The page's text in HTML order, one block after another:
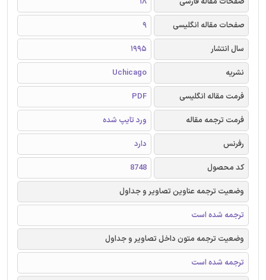
صفحات مقاله انگلیسی
9
سال انتشار
1995
نشریه
Uchicago
فرمت مقاله انگلیسی
PDF
فرمت ترجمه مقاله
ورد تایپ شده
رفرنس
دارد
کد محصول
8748
وضعیت ترجمه عناوین تصاویر و جداول
ترجمه شده است
وضعیت ترجمه متون داخل تصاویر و جداول
ترجمه شده است